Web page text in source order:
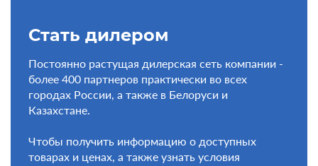
Стать дилером
Постоянно растущая дилерская сеть компании -
более 400 партнеров практически во всех
городах России, а также в Белоруси и
Казахстане.
Чтобы получить информацию о доступных
товарах и ценах, а также узнать условия